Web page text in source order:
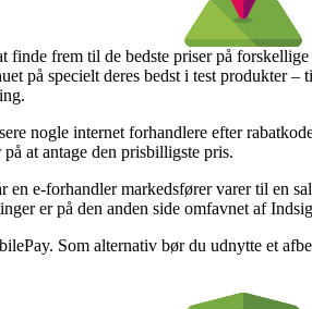
finde frem til de bedste priser på
på specielt deres bedst i test produkter
nogle internet forhandlere efter
at antage den prisbilligste pris.
e-forhandler markedsfører varer til en
er på den anden side omfavnet af
Som alternativ bør du udnytte et